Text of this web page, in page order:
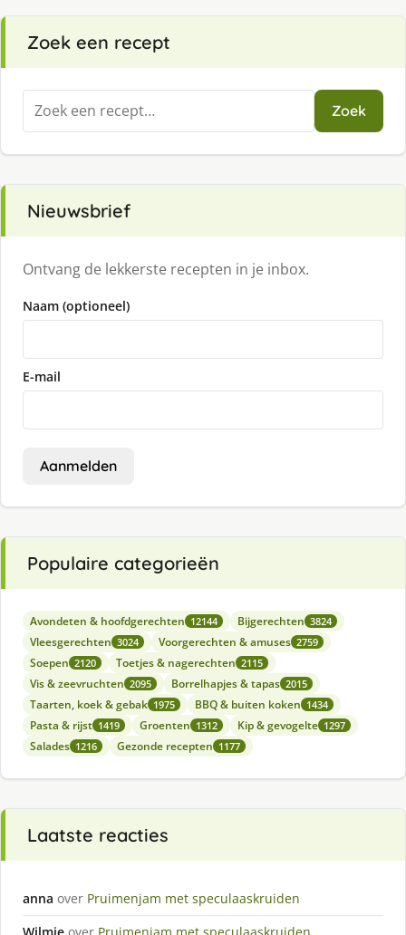
Zoek een recept
Zoeken
naar:
Zoek
Nieuwsbrief
Ontvang de lekkerste recepten in je inbox.
Naam (optioneel)
E-mail
Aanmelden
Populaire categorieën
Avondeten & hoofdgerechten 12144 Bijgerechten 3824
Vleesgerechten 3024 Voorgerechten & amuses 2759
Soepen 2120 Toetjes & nagerechten 2115
Vis & zeevruchten 2095 Borrelhapjes & tapas 2015
Taarten, koek & gebak 1975 BBQ & buiten koken 1434
Pasta & rijst 1419 Groenten 1312 Kip & gevogelte 1297
Salades 1216 Gezonde recepten 1177
Laatste reacties
anna over Pruimenjam met speculaaskruiden
Wilmie over Pruimenjam met speculaaskruiden